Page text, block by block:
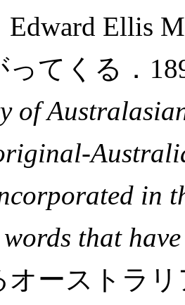
Ellis
ってくる．
of
in
that
オーストラ